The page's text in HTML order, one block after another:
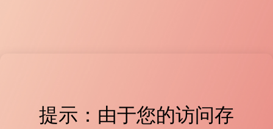
提示：由于您的访问存